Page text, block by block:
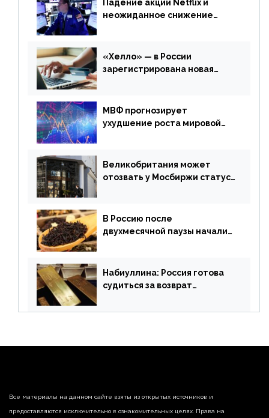
Падение акций Netflix и
неожиданное снижение
апреля
«Хелло» — в России
зарегистрирована новая
МВФ прогнозирует
ухудшение роста мировой
апреля
Великобритания может
отозвать у Мосбиржи статус
В Россию после
двухмесячной паузы начали
Набиуллина: Россия готова
судиться за возврат
страны
Все материалы на данном сайте взяты из открытых источников и
предоставляются исключительно в ознакомительных целях. Права на